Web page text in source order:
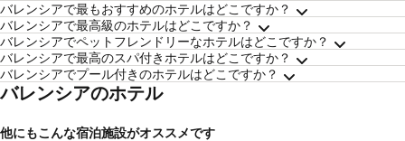
バレンシアで最もおすすめのホテルはどこですか？
バレンシアで最高級のホテルはどこですか？
バレンシアでペットフレンドリーなホテルはどこですか？
バレンシアで最高のスパ付きホテルはどこですか？
バレンシアでプール付きのホテルはどこですか？
バレンシアのホテル
他にもこんな宿泊施設がオススメです